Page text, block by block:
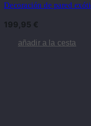
Decoración de pared
199,95 €
añadir a la cesta